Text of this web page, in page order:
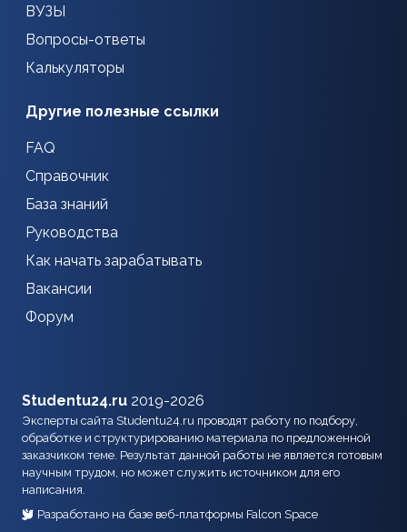
ВУЗЫ
Вопросы-ответы
Калькуляторы
Другие полезные ссылки
FAQ
Справочник
База знаний
Руководства
Как начать зарабатывать
Вакансии
Форум
Studentu24.ru 2019-2026
Эксперты сайта Studentu24.ru проводят работу по подбору,
обработке и структурированию материала по предложенной
заказчиком теме. Результат данной работы не является готовым
научным трудом, но может служить источником для его
написания.
Разработано на базе веб-платформы Falcon Space